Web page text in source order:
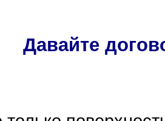
Давайте